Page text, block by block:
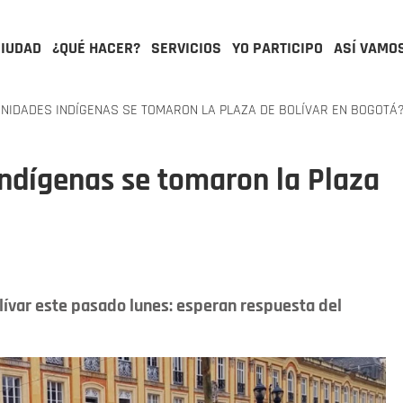
¿QUÉ HACER? SERVICIOS YO PARTICIPO ASÍ
INDÍGENAS SE TOMARON LA PLAZA DE BOLÍVAR EN
se tomaron la Plaza
este pasado lunes: esperan respuesta del